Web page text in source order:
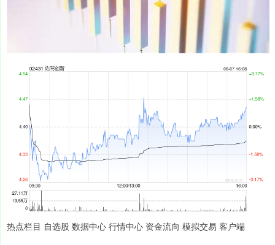
热点栏目 自选股 数据中心 行情中心 资金流向 模拟交易 客户端